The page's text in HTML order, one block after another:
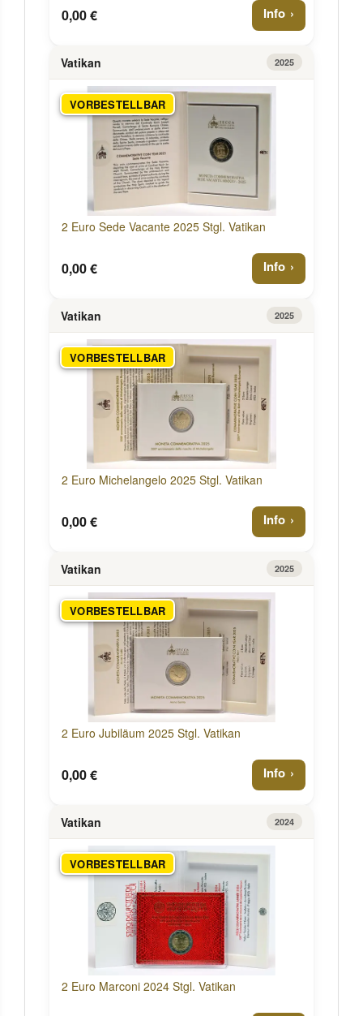
0,00 € Info
Vatikan 2025
VORBESTELLBAR
2 Euro Sede Vacante 2025 Stgl. Vatikan
0,00 € Info
Vatikan 2025
VORBESTELLBAR
2 Euro Michelangelo 2025 Stgl. Vatikan
0,00 € Info
Vatikan 2025
VORBESTELLBAR
2 Euro Jubiläum 2025 Stgl. Vatikan
0,00 € Info
Vatikan 2024
VORBESTELLBAR
2 Euro Marconi 2024 Stgl. Vatikan